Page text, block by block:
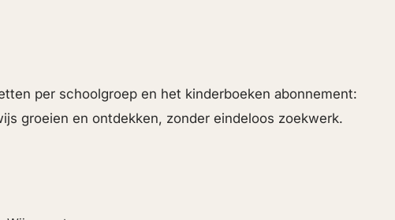
per schoolgroep en het kinderboeken abonnement:
groeien en ontdekken, zonder eindeloos zoekwerk.